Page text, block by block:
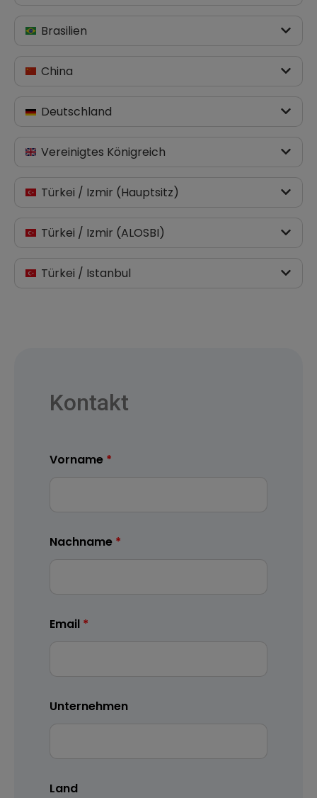
Brasilien
China
Deutschland
Vereinigtes Königreich
Türkei / Izmir (Hauptsitz)
Türkei / Izmir (ALOSBI)
Türkei / Istanbul
Kontakt
Vorname
Nachname
Email
Unternehmen
Land